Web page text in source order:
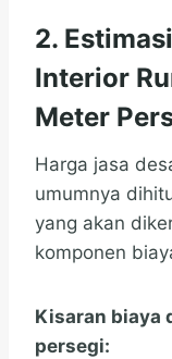
2.
Interior
Meter
Harga jasa
umumnya
yang akan
komponen
Kisaran biaya
persegi: